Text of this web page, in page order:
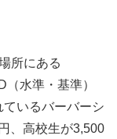
所にある
水準・基準）
いるバーバーシ
、高校生が3,500